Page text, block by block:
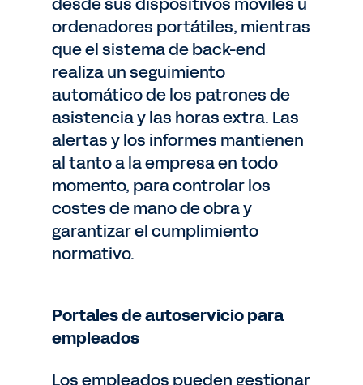
ordenadores portátiles, mientras
que el sistema de back-end
realiza un seguimiento
automático de los patrones de
asistencia y las horas extra. Las
alertas y los informes mantienen
al tanto a la empresa en todo
momento, para controlar los
costes de mano de obra y
garantizar el cumplimiento
normativo.
Portales de autoservicio para
empleados
Los empleados pueden gestionar